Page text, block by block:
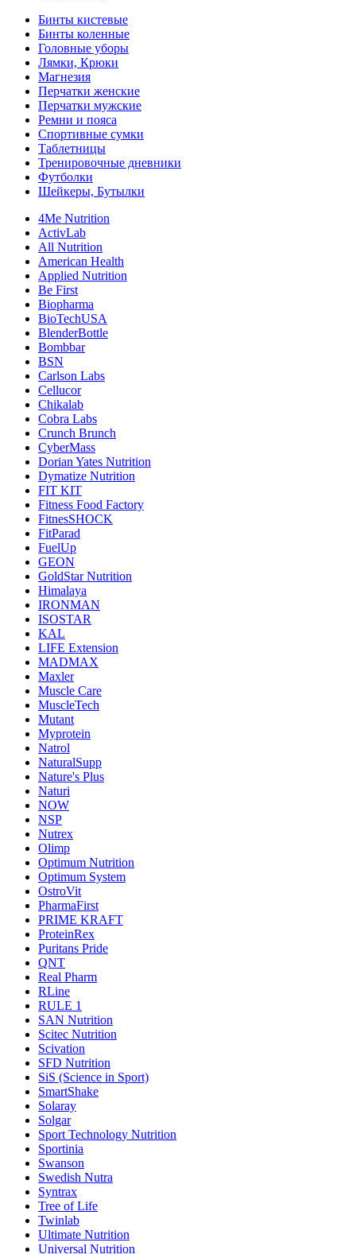
Бинты кистевые
Бинты коленные
Головные уборы
Лямки, Крюки
Магнезия
Перчатки женские
Перчатки мужские
Ремни и пояса
Спортивные сумки
Таблетницы
Тренировочные дневники
Футболки
Шейкеры, Бутылки
4Me Nutrition
ActivLab
All Nutrition
American Health
Applied Nutrition
Be First
Biopharma
BioTechUSA
BlenderBottle
Bombbar
BSN
Carlson Labs
Cellucor
Chikalab
Cobra Labs
Crunch Brunch
CyberMass
Dorian Yates Nutrition
Dymatize Nutrition
FIT KIT
Fitness Food Factory
FitnesSHOCK
FitParad
FuelUp
GEON
GoldStar Nutrition
Himalaya
IRONMAN
ISOSTAR
KAL
LIFE Extension
MADMAX
Maxler
Muscle Care
MuscleTech
Mutant
Myprotein
Natrol
NaturalSupp
Nature's Plus
Naturi
NOW
NSP
Nutrex
Olimp
Optimum Nutrition
Optimum System
OstroVit
PharmaFirst
PRIME KRAFT
ProteinRex
Puritans Pride
QNT
Real Pharm
RLine
RULE 1
SAN Nutrition
Scitec Nutrition
Scivation
SFD Nutrition
SiS (Science in Sport)
SmartShake
Solaray
Solgar
Sport Technology Nutrition
Sportinia
Swanson
Swedish Nutra
Syntrax
Tree of Life
Twinlab
Ultimate Nutrition
Universal Nutrition